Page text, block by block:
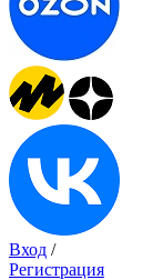
Вход /
Регистрация